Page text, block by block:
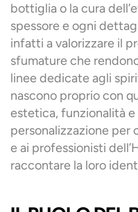
bottiglia o la cura
spessore e ogni
infatti a valorizzare il
sfumature che
linee dedicate agli
nascono proprio con
estetica, funzionalità
personalizzazione per
e ai professionisti
raccontare la loro